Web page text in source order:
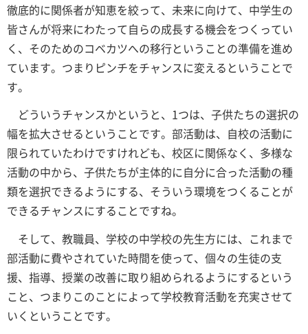
徹底的に関係者が知恵を絞って、未来に向けて、中学生の
皆さんが将来にわたって自らの成長する機会をつくってい
く、そのためのコベカツへの移行ということの準備を進め
ています。つまりピンチをチャンスに変えるということで
す。
どういうチャンスかというと、1つは、子供たちの選択の
幅を拡大させるということです。部活動は、自校の活動に
限られていたわけですけれども、校区に関係なく、多様な
活動の中から、子供たちが主体的に自分に合った活動の種
類を選択できるようにする、そういう環境をつくることが
できるチャンスにすることですね。
そして、教職員、学校の中学校の先生方には、これまで
部活動に費やされていた時間を使って、個々の生徒の支
援、指導、授業の改善に取り組められるようにするという
こと、つまりこのことによって学校教育活動を充実させて
いくということです。